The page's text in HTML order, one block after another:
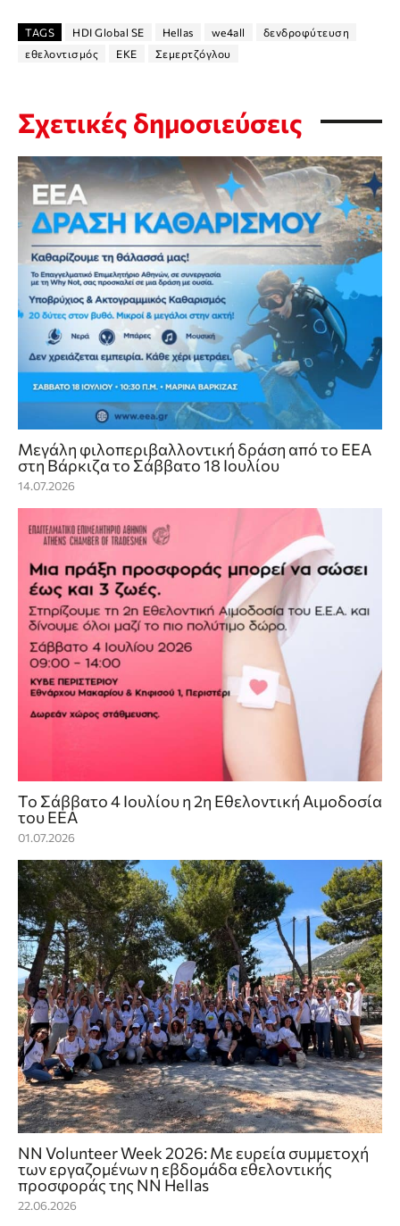
TAGS HDI Global SE Hellas we4all
δενδροφύτευση
εθελοντισμός
ΕΚΕ Σεμερτζόγλου
Σχετικές δημοσιεύσεις
Mεγάλη φιλοπεριβαλλοντική δράση από το ΕΕΑ
στη Βάρκιζα το Σάββατο 18 Ιουλίου
14.07.2026
Το Σάββατο 4 Ιουλίου η 2η Εθελοντική Αιμοδοσία
του ΕΕΑ
01.07.2026
NN Volunteer Week 2026: Με ευρεία συμμετοχή
των εργαζομένων η εβδομάδα εθελοντικής
προσφοράς της NN Hellas
22.06.2026